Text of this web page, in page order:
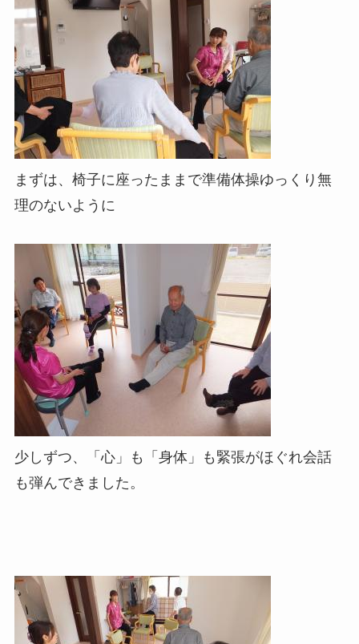
まずは、椅子に座ったままで準備体操ゆっくり無
理のないように
少しずつ、「心」も「身体」も緊張がほぐれ会話
も弾んできました。